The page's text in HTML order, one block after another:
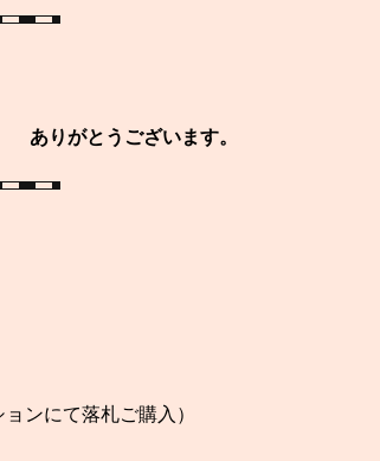
がとうございます。
ご購入）